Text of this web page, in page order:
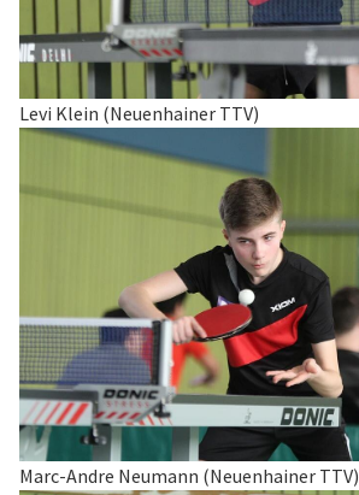
Levi Klein (Neuenhainer TTV)
Marc-Andre Neumann (Neuenhainer TTV)